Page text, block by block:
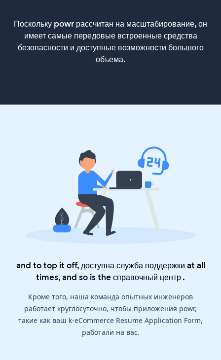
Поскольку powr рассчитан на масштабирование, он
имеет самые передовые встроенные средства
безопасности и доступные возможности большого
объема.
and to top it off, доступна служба поддержки at all
times, and so is theсправочный центр.
Кроме того, наша команда опытных инженеров
работает круглосуточно, чтобы приложения powr,
такие как ваш k-eCommerce Resume Application Form,
работали на вас.